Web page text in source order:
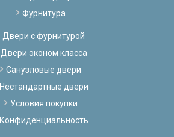
Фурнитура
Двери с фурнитурой
Двери эконом класса
Санузловые двери
Нестандартные двери
Условия покупки
Конфиденциальность